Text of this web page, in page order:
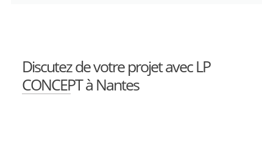
Discutez de votre projet avec LP
CONCEPT à Nantes